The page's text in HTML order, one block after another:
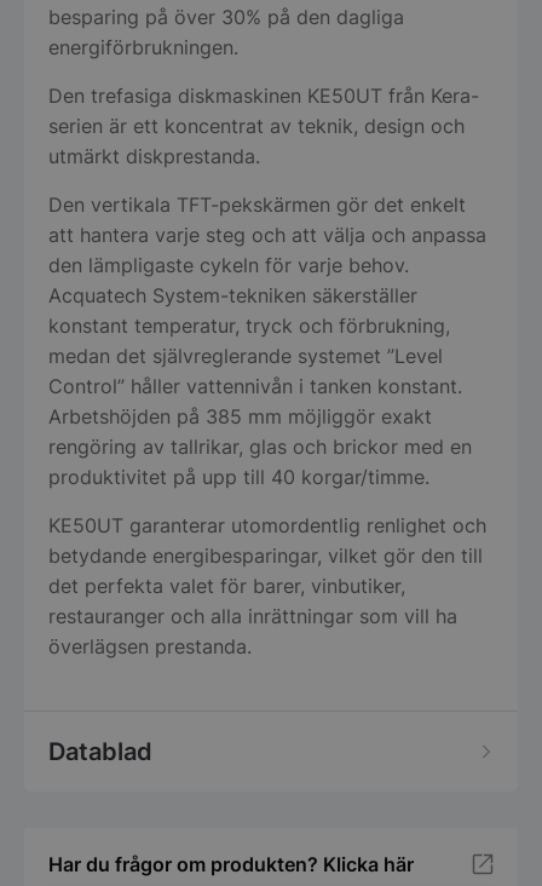
besparing på över 30% på den dagliga
energiförbrukningen.
Den trefasiga diskmaskinen KE50UT från Kera-
serien är ett koncentrat av teknik, design och
utmärkt diskprestanda.
Den vertikala TFT-pekskärmen gör det enkelt
att hantera varje steg och att välja och anpassa
den lämpligaste cykeln för varje behov.
Acquatech System-tekniken säkerställer
konstant temperatur, tryck och förbrukning,
medan det självreglerande systemet ”Level
Control” håller vattennivån i tanken konstant.
Arbetshöjden på 385 mm möjliggör exakt
rengöring av tallrikar, glas och brickor med en
produktivitet på upp till 40 korgar/timme.
KE50UT garanterar utomordentlig renlighet och
betydande energibesparingar, vilket gör den till
det perfekta valet för barer, vinbutiker,
restauranger och alla inrättningar som vill ha
överlägsen prestanda.
Datablad
Har du frågor om produkten? Klicka här